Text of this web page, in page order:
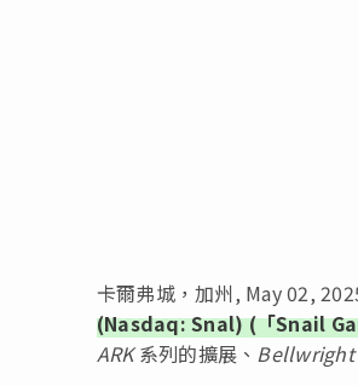
卡爾弗城，加州, May 02,
(Nasdaq: Snal) (「Snail
ARK系列的擴展、 Bellwright